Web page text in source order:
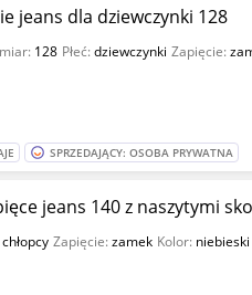
jeans dla dziewczynki 128
128 Płeć:dziewczynki Zapięcie:
SPRZEDAJĄCY: OSOBA PRYWATNA
jeans 140 z naszytymi
chłopcy Zapięcie:zamek Kolor: niebieski